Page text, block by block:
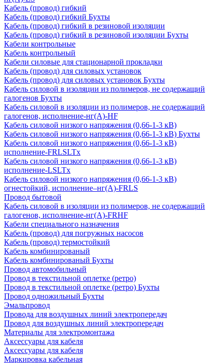
Кабель (провод) гибкий
Кабель (провод) гибкий Бухты
Кабель (провод) гибкий в резиновой изоляции
Кабель (провод) гибкий в резиновой изоляции Бухты
Кабели контрольные
Кабель контрольный
Кабели силовые для стационарной прокладки
Кабель (провод) для силовых установок
Кабель (провод) для силовых установок Бухты
Кабель силовой в изоляции из полимеров, не содержащий
галогенов Бухты
Кабель силовой в изоляции из полимеров, не содержащий
галогенов, исполнение-нг(А)-HF
Кабель силовой низкого напряжения (0,66-1-3 кВ)
Кабель силовой низкого напряжения (0,66-1-3 кВ) Бухты
Кабель силовой низкого напряжения (0,66-1-3 кВ)
исполнение-FRLSLTx
Кабель силовой низкого напряжения (0,66-1-3 кВ)
исполнение-LSLTx
Кабель силовой низкого напряжения (0,66-1-3 кВ)
огнестойкий, исполнение–нг(А)-FRLS
Провод бытовой
Кабель силовой в изоляции из полимеров, не содержащий
галогенов, исполнение-нг(А)-FRHF
Кабели специального назначения
Кабель (провод) для погружных насосов
Кабель (провод) термостойкий
Кабель комбинированый
Кабель комбинированый Бухты
Провод автомобильный
Провод в текстильной оплетке (ретро)
Провод в текстильной оплетке (ретро) Бухты
Провод одножильный Бухты
Эмальпровод
Провода для воздушных линий электропередач
Провод для воздушных линий электропередач
Материалы для электромонтажа
Аксессуары для кабеля
Аксессуары для кабеля
Маркировка кабельная